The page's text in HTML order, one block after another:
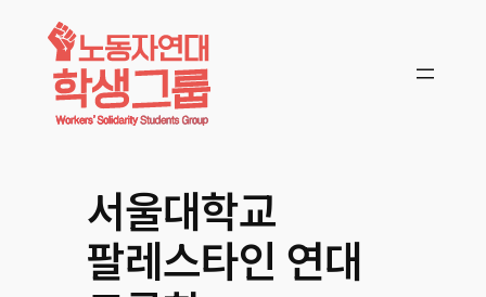
콘텐츠로
바로가기
서울대학교
팔레스타인 연대